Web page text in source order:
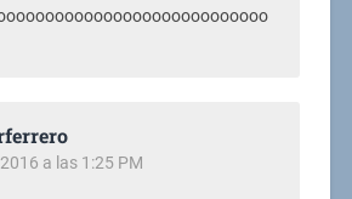
a las 1:25 PM